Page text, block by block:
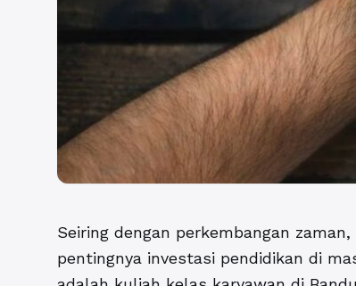
Seiring dengan perkembangan
pentingnya investasi pendidikan di